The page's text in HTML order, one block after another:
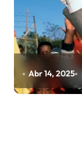
Abr 14, 2025